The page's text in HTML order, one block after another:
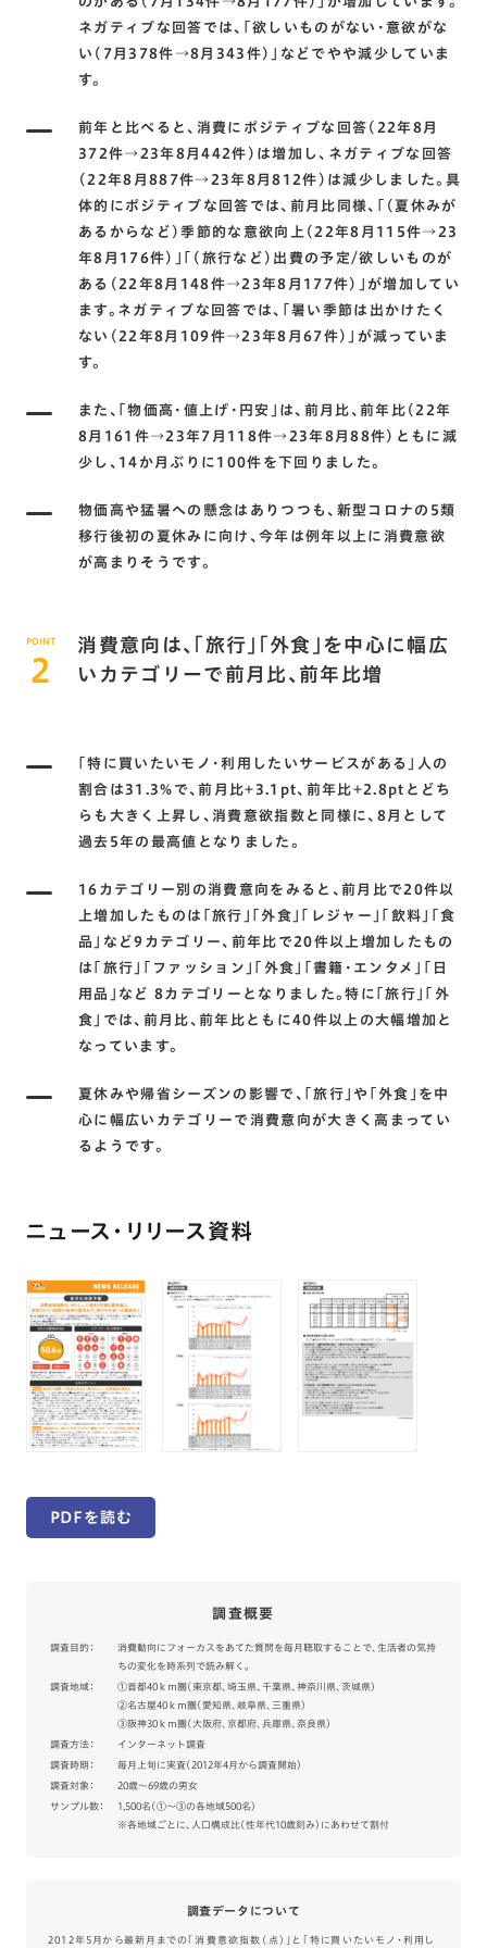
ネガティブな回答では､｢欲しいものがない･意欲がな
い(7月378件→8月343件)｣などでやや減少していま
す。
前年と比べると､消費にポジティブな回答(22年8月
372件→23年8月442件)は増加し､ネガティブな回答
(22年8月887件→23年8月812件)は減少しました。具
体的にポジティブな回答では､前月比同様､｢(夏休みが
あるからなど)季節的な意欲向上(22年8月115件→23
年8月176件)｣｢(旅行など)出費の予定/欲しいものが
ある(22年8月148件→23年8月177件)｣が増加してい
ます。ネガティブな回答では､｢暑い季節は出かけたく
ない(22年8月109件→23年8月67件)｣が減っていま
す。
また､｢物価高･値上げ･円安｣は､前月比､前年比(22年
8月161件→23年7月118件→23年8月88件)ともに減
少し､14か月ぶりに100件を下回りました。
物価高や猛暑への懸念はありつつも､新型コロナの5類
移行後初の夏休みに向け､今年は例年以上に消費意欲
が高まりそうです。
POINT
2
消費意向は､｢旅行｣｢外食｣を中心に幅広
いカテゴリーで前月比､前年比増
｢特に買いたいモノ･利用したいサービスがある｣人の
割合は31.3%で､前月比+3.1pt､前年比+2.8ptとどち
らも大きく上昇し､消費意欲指数と同様に､8月として
過去5年の最高値となりました。
16カテゴリー別の消費意向をみると､前月比で20件以
上増加したものは｢旅行｣｢外食｣｢レジャー｣｢飲料｣｢食
品｣など9カテゴリー､前年比で20件以上増加したもの
は｢旅行｣｢ファッション｣｢外食｣｢書籍･エンタメ｣｢日
用品｣など 8カテゴリーとなりました。特に｢旅行｣｢外
食｣では､前月比､前年比ともに40件以上の大幅増加と
なっています。
夏休みや帰省シーズンの影響で､｢旅行｣や｢外食｣を中
心に幅広いカテゴリーで消費意向が大きく高まってい
るようです。
ニュース・リリース資料
PDFを読む
調査概要
調査目的：
消費動向にフォーカスをあてた質問を毎月聴取することで、生活者の気持
ちの変化を時系列で読み解く。
調査地域：
①首都40ｋｍ圏（東京都、埼玉県、千葉県、神奈川県、茨城県）
②名古屋40ｋｍ圏（愛知県、岐阜県、三重県）
③阪神30ｋｍ圏（大阪府、京都府、兵庫県、奈良県）
調査方法： インターネット調査
調査時期： 毎月上旬に実査（2012年4月から調査開始）
調査対象： 20歳～69歳の男女
サンプル数：
1,500名（①～③の各地域500名）
※各地域ごとに、人口構成比（性年代10歳刻み）にあわせて割付
調査データについて
2012年5月から最新月までの「消費意欲指数（点）」と「特に買いたいモノ・利用し